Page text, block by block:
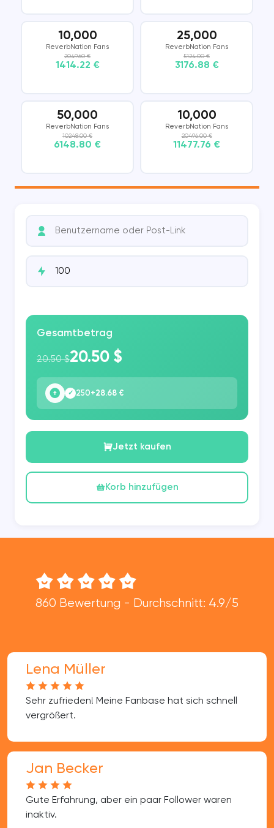
10,000
ReverbNation Fans
2049.60 €
1414.22 €
25,000
ReverbNation Fans
5124.00 €
3176.88 €
50,000
ReverbNation Fans
10248.00 €
6148.80 €
10,000
ReverbNation Fans
20496.00 €
11477.76 €
Gesamtbetrag
20.50 $20.50 $
✓ 250+28.68 €
Jetzt kaufen
Korb hinzufügen
860 Bewertung - Durchschnitt: 4.9/5
Lena Müller
Sehr zufrieden! Meine Fanbase hat sich schnell
vergrößert.
Jan Becker
Gute Erfahrung, aber ein paar Follower waren
inaktiv.